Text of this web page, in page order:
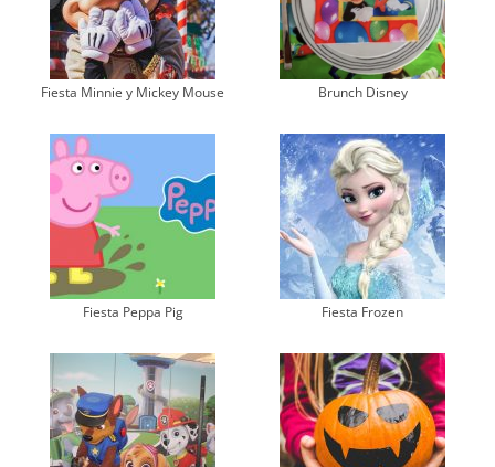
Fiesta Minnie y Mickey Mouse Brunch Disney
Fiesta Peppa Pig Fiesta Frozen